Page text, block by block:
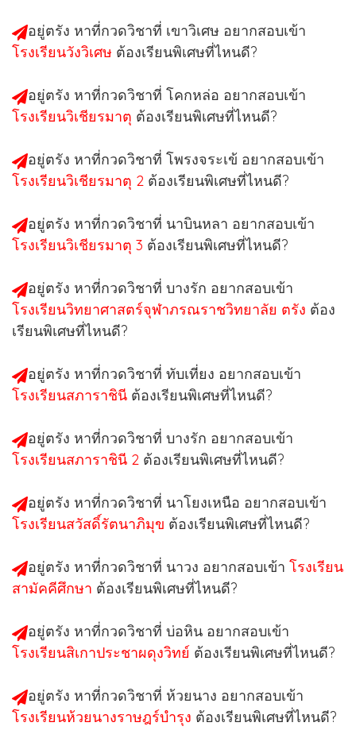
อยู่ตรัง หาที่กวดวิชาที่ เขาวิเศษ อยากสอบเข้า
โรงเรียนวังวิเศษ ต้องเรียนพิเศษที่ไหนดี?
อยู่ตรัง หาที่กวดวิชาที่ โคกหล่อ อยากสอบเข้า
โรงเรียนวิเชียรมาตุ ต้องเรียนพิเศษที่ไหนดี?
อยู่ตรัง หาที่กวดวิชาที่ โพรงจระเข้ อยากสอบเข้า
โรงเรียนวิเชียรมาตุ 2 ต้องเรียนพิเศษที่ไหนดี?
อยู่ตรัง หาที่กวดวิชาที่ นาบินหลา อยากสอบเข้า
โรงเรียนวิเชียรมาตุ 3 ต้องเรียนพิเศษที่ไหนดี?
อยู่ตรัง หาที่กวดวิชาที่ บางรัก อยากสอบเข้า
โรงเรียนวิทยาศาสตร์จุฬาภรณราชวิทยาลัย ตรัง ต้อง
เรียนพิเศษที่ไหนดี?
อยู่ตรัง หาที่กวดวิชาที่ ทับเที่ยง อยากสอบเข้า
โรงเรียนสภาราชินี ต้องเรียนพิเศษที่ไหนดี?
อยู่ตรัง หาที่กวดวิชาที่ บางรัก อยากสอบเข้า
โรงเรียนสภาราชินี 2 ต้องเรียนพิเศษที่ไหนดี?
อยู่ตรัง หาที่กวดวิชาที่ นาโยงเหนือ อยากสอบเข้า
โรงเรียนสวัสดิ์รัตนาภิมุข ต้องเรียนพิเศษที่ไหนดี?
อยู่ตรัง หาที่กวดวิชาที่ นาวง อยากสอบเข้า โรงเรียน
สามัคคีศึกษา ต้องเรียนพิเศษที่ไหนดี?
อยู่ตรัง หาที่กวดวิชาที่ บ่อหิน อยากสอบเข้า
โรงเรียนสิเกาประชาผดุงวิทย์ ต้องเรียนพิเศษที่ไหนดี?
อยู่ตรัง หาที่กวดวิชาที่ ห้วยนาง อยากสอบเข้า
โรงเรียนห้วยนางราษฎร์บำรุง ต้องเรียนพิเศษที่ไหนดี?